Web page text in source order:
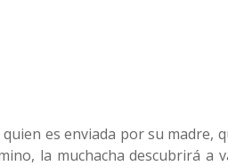
es enviada por su madre,
la muchacha descubrirá a